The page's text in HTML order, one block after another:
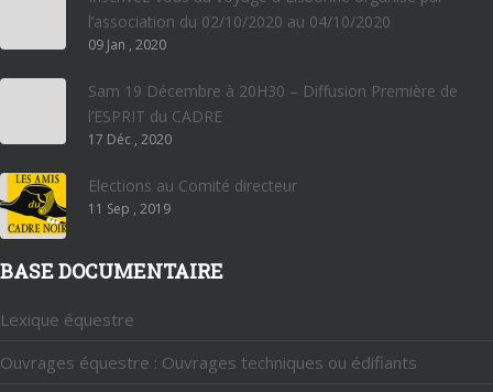
l’association du 02/10/2020 au 04/10/2020
09 Jan , 2020
Sam 19 Décembre à 20H30 – Diffusion Première de
l’ESPRIT du CADRE
17 Déc , 2020
Elections au Comité directeur
11 Sep , 2019
BASE DOCUMENTAIRE
Lexique équestre
Ouvrages équestre : Ouvrages techniques ou édifiants